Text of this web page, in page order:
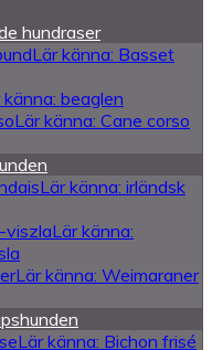
hundraser
Lär känna: Basset
känna: beaglen
Lär känna: Cane corso
Lär känna: irländsk
Lär känna:
Lär känna: Weimaraner
Lär känna: Bichon frisé